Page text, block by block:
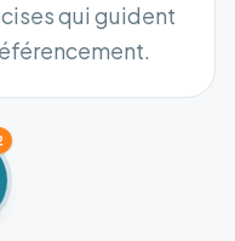
qui guident